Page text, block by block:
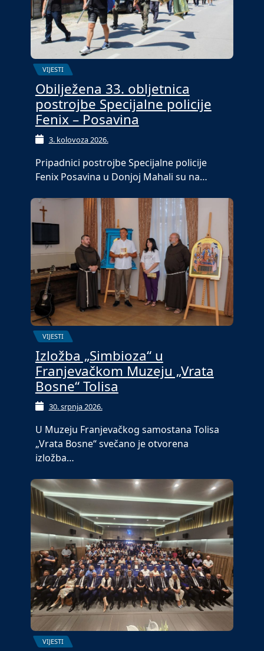
VIJESTI
Obilježena 33. obljetnica
postrojbe Specijalne policije
Fenix – Posavina
3. kolovoza 2026.
Pripadnici postrojbe Specijalne policije
Fenix Posavina u Donjoj Mahali su na…
VIJESTI
Izložba „Simbioza“ u
Franjevačkom Muzeju „Vrata
Bosne“ Tolisa
30. srpnja 2026.
U Muzeju Franjevačkog samostana Tolisa
„Vrata Bosne“ svečano je otvorena
izložba…
VIJESTI